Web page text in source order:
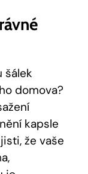
šálek
domova?
kapsle
že vaše